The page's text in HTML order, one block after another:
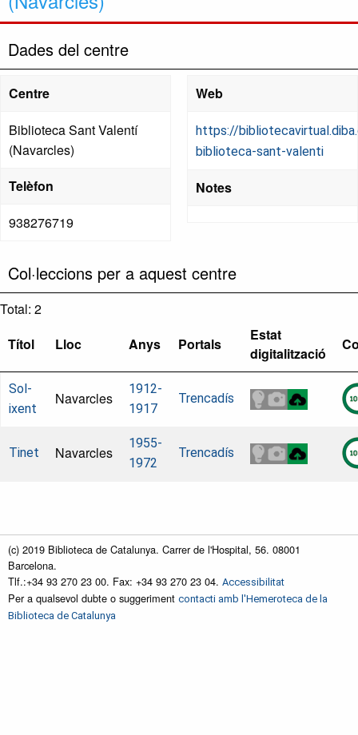
Dades del centre
Centre
Biblioteca Sant Valentí
(Navarcles)
Telèfon
938276719
Web
https://
biblioteca-sant-valenti
Notes
Col·leccions per a aquest centre
Total: 2
Títol
Lloc Anys Portals
Estat
digitalització
Sol-
ixent
Navarcles
1912-
1917
Trencadís
Tinet Navarcles
1955-
1972
Trencadís
(c) 2019 Biblioteca de Catalunya. Carrer de l'Hospital, 56. 08001
Barcelona.
Tlf.:+34 93 270 23 00. Fax: +34 93 270 23 04. Accessibilitat
Per a qualsevol dubte o suggeriment contacti amb l'Hemeroteca de la
Biblioteca de Catalunya